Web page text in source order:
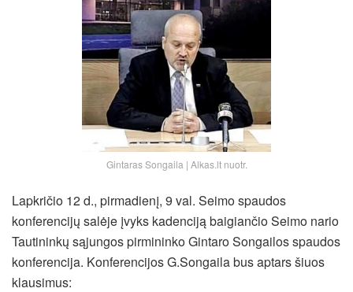
Gintaras Songaila | Alkas.lt nuotr.
Lapkričio 12 d., pirmadienį, 9 val. Seimo spaudos
konferencijų salėje įvyks kadenciją baigiančio Seimo nario
Tautininkų sąjungos pirmininko Gintaro Songailos spaudos
konferencija. Konferencijos G.Songaila bus aptars šiuos
klausimus: